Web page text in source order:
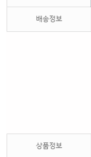
배송정보
상품정보